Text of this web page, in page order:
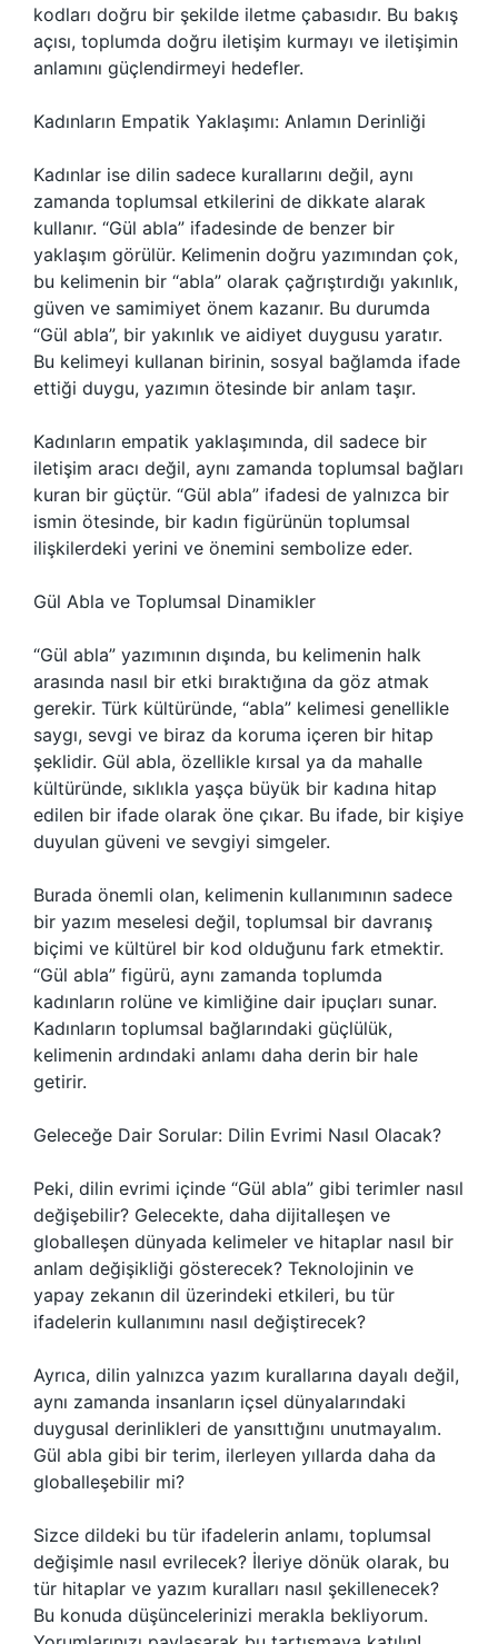
kodları doğru bir şekilde iletme çabasıdır. Bu bakış
açısı, toplumda doğru iletişim kurmayı ve iletişimin
anlamını güçlendirmeyi hedefler.
Kadınların Empatik Yaklaşımı: Anlamın Derinliği
Kadınlar ise dilin sadece kurallarını değil, aynı
zamanda toplumsal etkilerini de dikkate alarak
kullanır. “Gül abla” ifadesinde de benzer bir
yaklaşım görülür. Kelimenin doğru yazımından çok,
bu kelimenin bir “abla” olarak çağrıştırdığı yakınlık,
güven ve samimiyet önem kazanır. Bu durumda
“Gül abla”, bir yakınlık ve aidiyet duygusu yaratır.
Bu kelimeyi kullanan birinin, sosyal bağlamda ifade
ettiği duygu, yazımın ötesinde bir anlam taşır.
Kadınların empatik yaklaşımında, dil sadece bir
iletişim aracı değil, aynı zamanda toplumsal bağları
kuran bir güçtür. “Gül abla” ifadesi de yalnızca bir
ismin ötesinde, bir kadın figürünün toplumsal
ilişkilerdeki yerini ve önemini sembolize eder.
Gül Abla ve Toplumsal Dinamikler
“Gül abla” yazımının dışında, bu kelimenin halk
arasında nasıl bir etki bıraktığına da göz atmak
gerekir. Türk kültüründe, “abla” kelimesi genellikle
saygı, sevgi ve biraz da koruma içeren bir hitap
şeklidir. Gül abla, özellikle kırsal ya da mahalle
kültüründe, sıklıkla yaşça büyük bir kadına hitap
edilen bir ifade olarak öne çıkar. Bu ifade, bir kişiye
duyulan güveni ve sevgiyi simgeler.
Burada önemli olan, kelimenin kullanımının sadece
bir yazım meselesi değil, toplumsal bir davranış
biçimi ve kültürel bir kod olduğunu fark etmektir.
“Gül abla” figürü, aynı zamanda toplumda
kadınların rolüne ve kimliğine dair ipuçları sunar.
Kadınların toplumsal bağlarındaki güçlülük,
kelimenin ardındaki anlamı daha derin bir hale
getirir.
Geleceğe Dair Sorular: Dilin Evrimi Nasıl Olacak?
Peki, dilin evrimi içinde “Gül abla” gibi terimler nasıl
değişebilir? Gelecekte, daha dijitalleşen ve
globalleşen dünyada kelimeler ve hitaplar nasıl bir
anlam değişikliği gösterecek? Teknolojinin ve
yapay zekanın dil üzerindeki etkileri, bu tür
ifadelerin kullanımını nasıl değiştirecek?
Ayrıca, dilin yalnızca yazım kurallarına dayalı değil,
aynı zamanda insanların içsel dünyalarındaki
duygusal derinlikleri de yansıttığını unutmayalım.
Gül abla gibi bir terim, ilerleyen yıllarda daha da
globalleşebilir mi?
Sizce dildeki bu tür ifadelerin anlamı, toplumsal
değişimle nasıl evrilecek? İleriye dönük olarak, bu
tür hitaplar ve yazım kuralları nasıl şekillenecek?
Bu konuda düşüncelerinizi merakla bekliyorum.